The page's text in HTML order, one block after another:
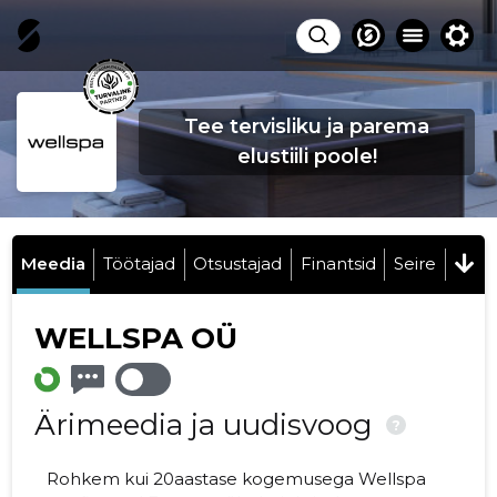
Tee tervisliku ja parema
elustiili poole!
Meedia Töötajad Otsustajad Finantsid Seire
WELLSPA OÜ
Ärimeedia ja uudisvoog ?
Rohkem kui 20aastase kogemusega Wellspa